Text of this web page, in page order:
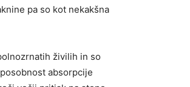
pa so kot nekakšna
živilih in so
absorpcije